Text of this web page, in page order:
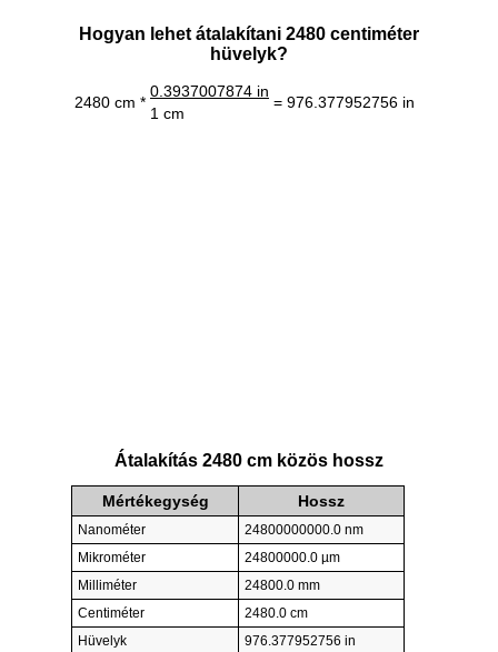
Hogyan lehet átalakítani 2480 centiméter
hüvelyk?
2480 cm *
0.3937007874 in
= 976.377952756 in
1 cm
Átalakítás 2480 cm közös hossz
Mértékegység Hossz
Nanométer
24800000000.0 nm
Mikrométer
24800000.0 µm
Milliméter
24800.0 mm
Centiméter
2480.0 cm
Hüvelyk
976.377952756 in